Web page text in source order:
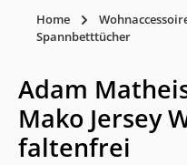
Home
Spannbetttücher
Adam
Mako Jersey
faltenfrei